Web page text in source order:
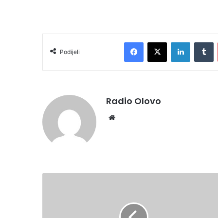
Podijeli
Facebook
X LinkedIn
Radio Olovo